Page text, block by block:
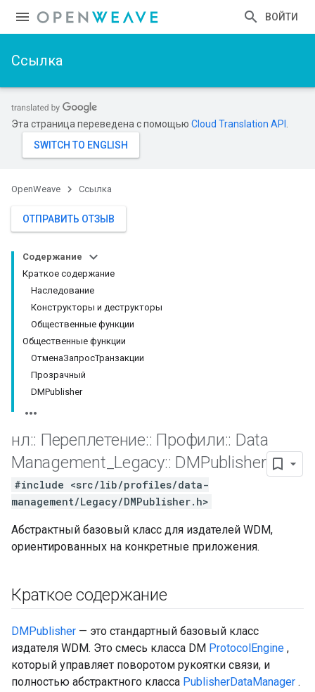
ВОЙТИ
Ссылка
Эта страница переведена с помощью Cloud Translation API
OpenWeave Ссылка
ОТПРАВИТЬ ОТЗЫВ
Содержание
Краткое содержание
Наследование
Конструкторы и деструкторы
Общественные функции
Общественные функции
ОтменаЗапросТранзакции
Прозрачный
DMPublisher
нл:: Переплетение:: Профили:: Data
Management Legacy:: DMPublisher
#include <src/lib/profiles/data-
management/Legacy/DMPublisher.h>
Абстрактный базовый класс для издателей WDM,
ориентированных на конкретные приложения.
Краткое содержание
DMPublisher — это стандартный базовый класс
издателя WDM. Это смесь класса DM ProtocolEngine ,
который управляет поворотом рукоятки связи, и
полностью абстрактного класса PublisherDataManager .